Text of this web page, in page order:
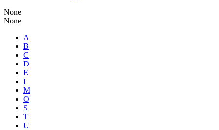
None
None
A
B
C
D
E
I
M
O
S
T
U